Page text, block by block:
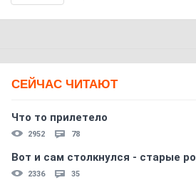
СЕЙЧАС ЧИТАЮТ
Что то прилетело
2952 78
Вот и сам столкнулся - старые
2336 35